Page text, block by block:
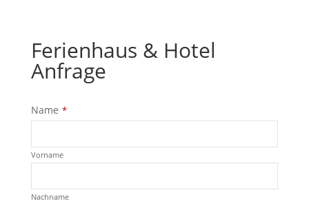
Ferienhaus & Hotel
Anfrage
Name *
Vorname
Nachname